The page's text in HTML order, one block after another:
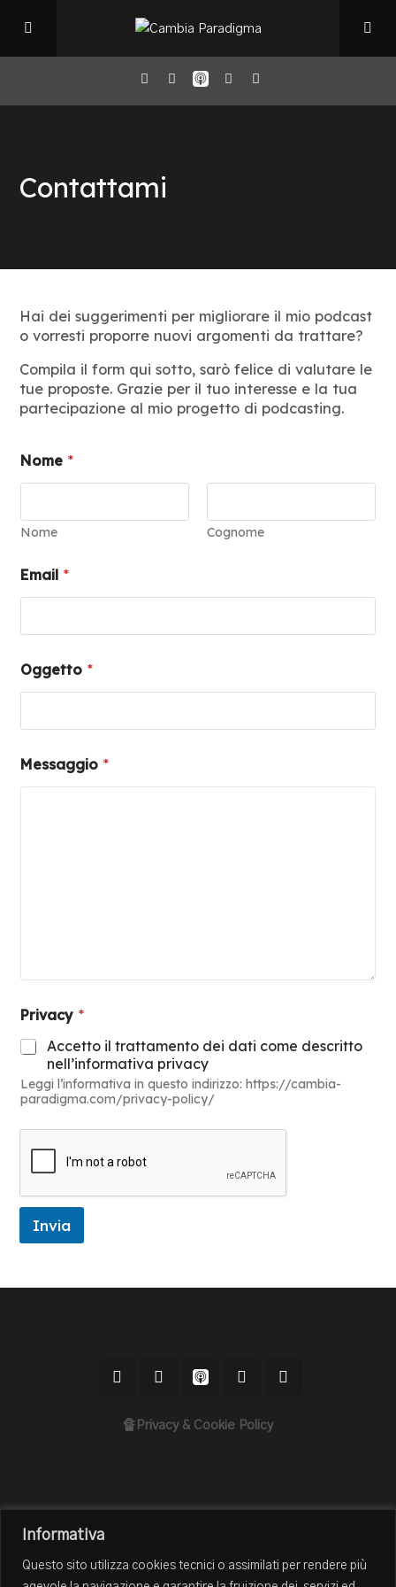
Informativa
Questo sito utilizza cookies tecnici o assimilati per rendere più
Il Podcast
Blog
Contatti
Contattami
Hai dei suggerimenti per migliorare il mio podcast
o vorresti proporre nuovi argomenti da trattare?
Compila il form qui sotto, sarò felice di valutare le
tue proposte. Grazie per il tuo interesse e la tua
partecipazione al mio progetto di podcasting.
Nome *
Nome Cognome
Email *
Oggetto *
Messaggio *
Privacy *
Accetto il trattamento dei dati come descritto
nell’informativa privacy
Leggi l’informativa in questo indirizzo: https://cambia-
paradigma.com/privacy-policy/
Invia
🔏Privacy & Cookie Policy
Chi sono